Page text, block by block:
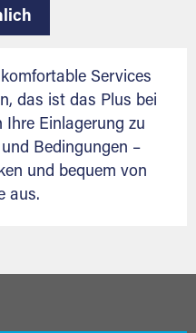
Services
das ist das Plus bei
Ihre Einlagerung zu
Bedingungen –
und bequem von
aus.